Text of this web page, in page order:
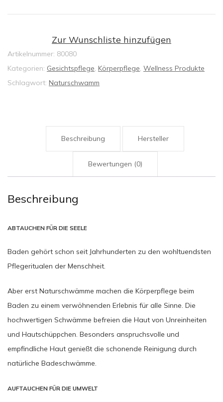
×
5
×
Zur Wunschliste hinzufügen
Artikelnummer: 80080
Kategorien: Gesichtspflege, Körperpflege, Wellness Produkte
Schlagwort: Naturschwamm
Beschreibung Hersteller
Bewertungen (0)
Beschreibung
ABTAUCHEN FÜR DIE SEELE
Baden gehört schon seit Jahrhunderten zu den wohltuendsten
Pflegeritualen der Menschheit.
Aber erst Naturschwämme machen die Körperpflege beim
Baden zu einem verwöhnenden Erlebnis für alle Sinne. Die
hochwertigen Schwämme befreien die Haut von Unreinheiten
und Hautschüppchen. Besonders anspruchsvolle und
empfindliche Haut genießt die schonende Reinigung durch
natürliche Badeschwämme.
AUFTAUCHEN FÜR DIE UMWELT